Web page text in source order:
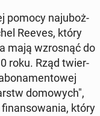
pomocy naj­uboż­
Reeves, który
mają wzro­snąć do
roku. Rząd twier­
do­mo­wych",
który